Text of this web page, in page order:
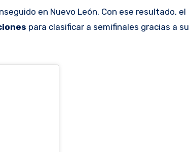
en Nuevo León. Con ese resultado, el
para clasificar a semifinales gracias a su